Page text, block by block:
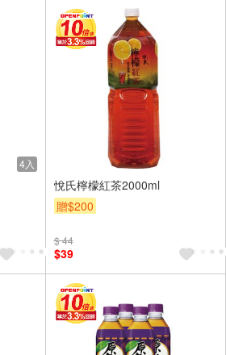
4入
悅氏檸檬紅茶2000ml
贈$200
$ 44
$39